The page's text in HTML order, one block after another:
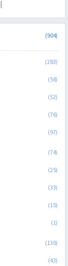
(904)
(283)
(58)
(52)
(76)
(97)
(74)
(25)
(33)
(15)
(1)
(130)
(43)